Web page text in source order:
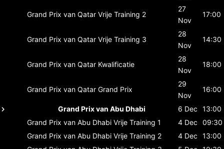
Grand Prix van Qatar Vrije Training 2
27
Nov
17:00
Grand Prix van Qatar Vrije Training 3
28
Nov
14:30
Grand Prix van Qatar Kwalificatie
28
Nov
18:00
Grand Prix van Qatar Grand Prix
29
Nov
16:00
Grand Prix van Abu Dhabi 6 Dec
13:00
Grand Prix van Abu Dhabi Vrije Training 1 4 Dec
09:30
Grand Prix van Abu Dhabi Vrije Training 2 4 Dec
13:00